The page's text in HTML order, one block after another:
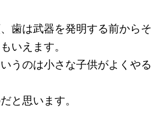
歯は武器を発明する前からそ
いえます。
うのは小さな子供がよくやる
と思います。